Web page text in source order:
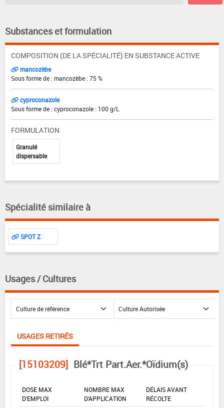
Substances et formulation
COMPOSITION (DE LA SPÉCIALITÉ) EN SUBSTANCE ACTIVE
mancozèbe
Sous forme de : mancozèbe : 75 %
cyproconazole
Sous forme de : cyproconazole : 100 g/L
FORMULATION
Granulé
dispersable
Spécialité similaire à
SPOT Z
Usages / Cultures
USAGES RETIRÉS
[15103209] Blé*Trt Part.Aer.*Oïdium(s)
DOSE MAX
D'EMPLOI
NOMBRE MAX
D'APPLICATION
DÉLAIS AVANT
RÉCOLTE